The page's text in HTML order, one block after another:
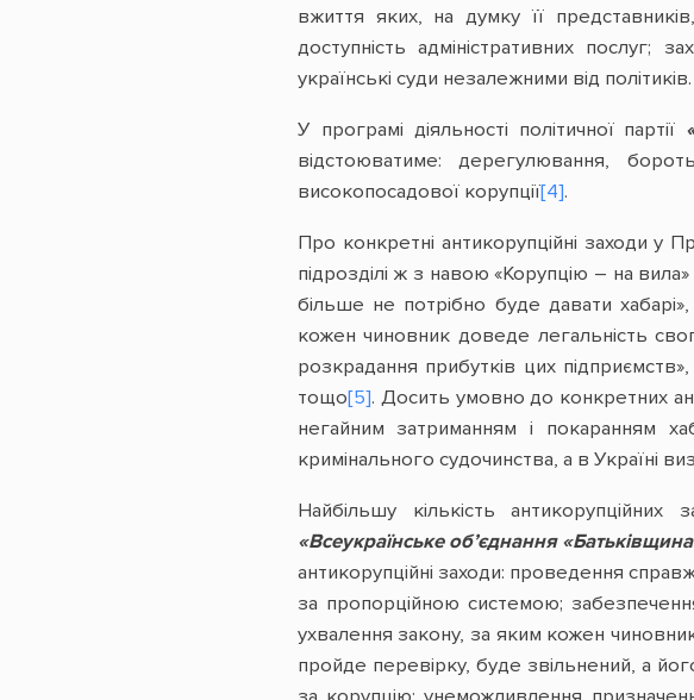
вжиття яких, на думку її
доступність адміністративних
українські суди незалежними від політиків.
У програмі діяльності політичної партії
відстоюватиме: дерегулювання,
високопосадової корупції[4].
Про конкретні антикорупційні заходи у
підрозділі ж з навою «Корупцію – на
більше не потрібно буде давати
кожен чиновник доведе легальність
розкрадання прибутків цих
тощо[5]. Досить умовно до конкретних
негайним затриманням і покаранням
кримінального судочинства, а в Україні
Найбільшу кількість
«Всеукраїнське об’єднання
антикорупційні заходи: проведення
за пропорційною системою;
ухвалення закону, за яким кожен
пройде перевірку, буде звільнений, а